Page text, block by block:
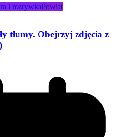
i rozrywkaPowiat
tłumy. Obejrzyj zdjęcia z